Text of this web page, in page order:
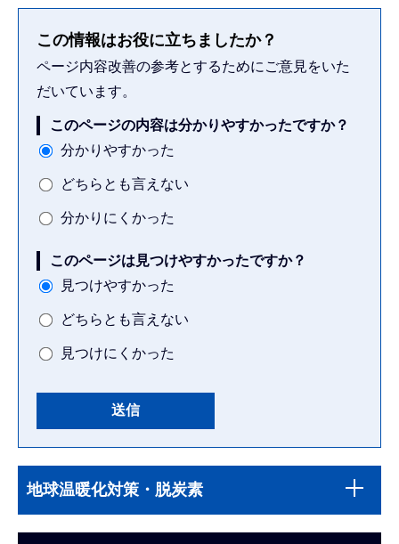
この情報はお役に立ちましたか？
ページ内容改善の参考とするためにご意見をいた
だいています。
このページの内容は分かりやすかったですか？
分かりやすかった
どちらとも言えない
分かりにくかった
このページは見つけやすかったですか？
見つけやすかった
どちらとも言えない
見つけにくかった
文
こ
サ
地球温暖化対策・脱炭素